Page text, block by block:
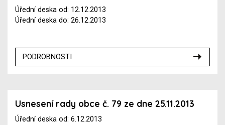
Úřední deska od: 12.12.2013
Úřední deska do: 26.12.2013
PODROBNOSTI
Usnesení rady obce č. 79 ze dne 25.11.2013
Úřední deska od: 6.12.2013